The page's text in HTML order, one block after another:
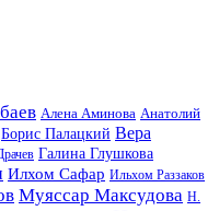
Алена Аминова Анатолий
Борис Палацкий Вера
Галина Глушкова
Илхом Сафар Ильхом Раззаков
Муяссар Максудова Н.